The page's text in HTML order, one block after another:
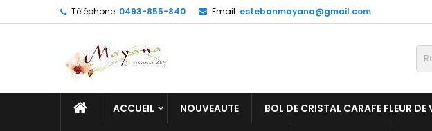
Téléphone: 0493-855-840 Email: estebanmayana@gmail.com
ACCUEIL NOUVEAUTE BOL DE CRISTAL CARAFE FLEUR DE